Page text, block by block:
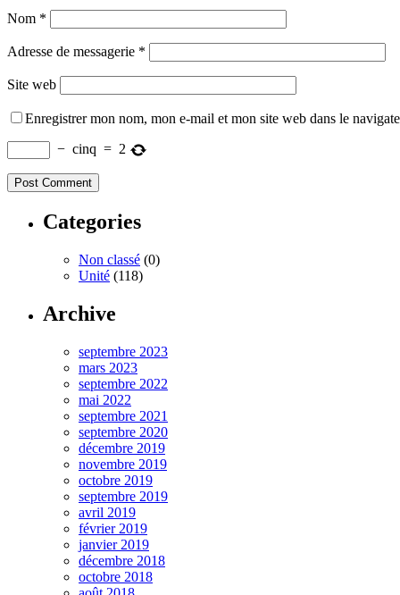
Nom *
Adresse de messagerie *
Site web
Enregistrer mon nom, mon e-mail et mon site web dans le
− cinq = 2
Categories
Non classé (0)
Unité (118)
Archive
septembre 2023
mars 2023
septembre 2022
mai 2022
septembre 2021
septembre 2020
décembre 2019
novembre 2019
octobre 2019
septembre 2019
avril 2019
février 2019
janvier 2019
décembre 2018
octobre 2018